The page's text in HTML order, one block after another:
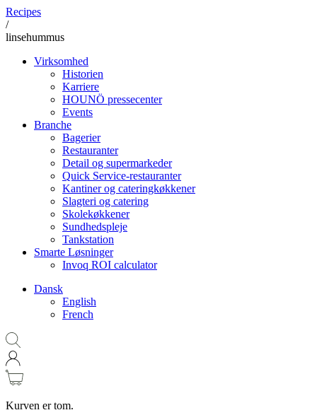
Recipes
/
linsehummus
Virksomhed
Historien
Karriere
HOUNÖ pressecenter
Events
Branche
Bagerier
Restauranter
Detail og supermarkeder
Quick Service-restauranter
Kantiner og cateringkøkkener
Slagteri og catering
Skolekøkkener
Sundhedspleje
Tankstation
Smarte Løsninger
Invoq ROI calculator
Dansk
English
French
Kurven er tom.